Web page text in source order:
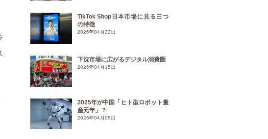
TikTok Shop日本市場に見る三つ
の特徴
2026年04月22日
下沈市場に広がるデジタル消費圏
2026年04月15日
2025年が中国「ヒト型ロボット量
産元年」？
2026年04月08日